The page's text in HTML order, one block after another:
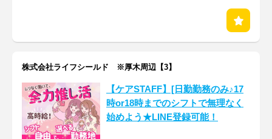
株式会社ライフシールド ※厚木周辺【3】
【ケアSTAFF】[日勤勤務のみ♪17
時or18時までのシフトで無理なく
始めよう★LINE登録可能！